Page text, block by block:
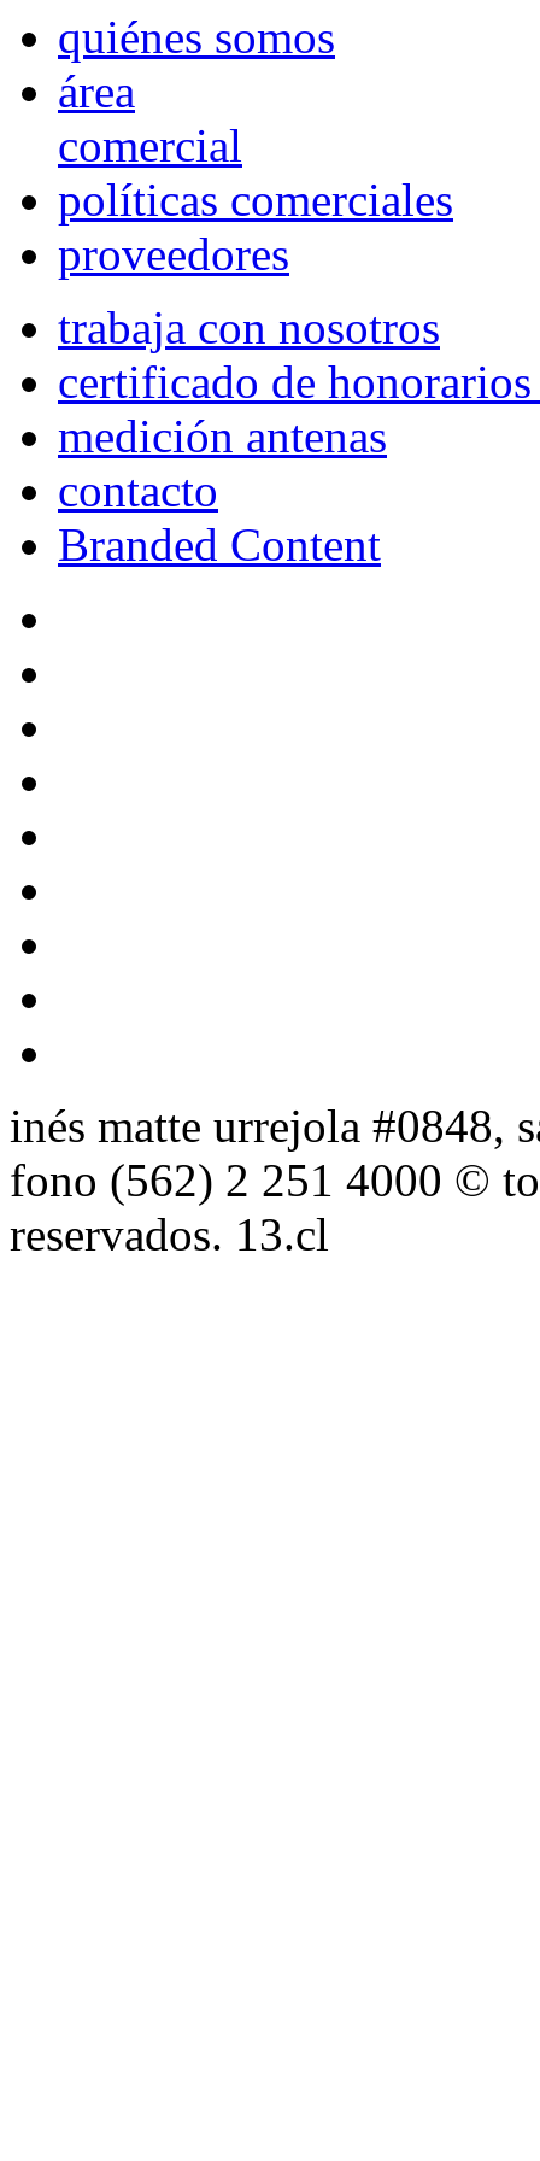
quiénes somos
área
comercial
políticas comerciales
proveedores
trabaja con nosotros
certificado de
medición antenas
contacto
Branded Content
inés matte urrejola #0848,
fono (562) 2 251 4000 ©
reservados. 13.cl